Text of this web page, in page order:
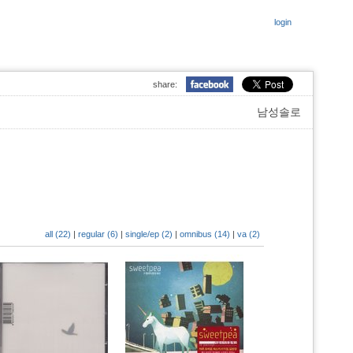
login
share:
남성솔로
all (22) | regular (6) | single/ep (2) | omnibus (14) | va (2)